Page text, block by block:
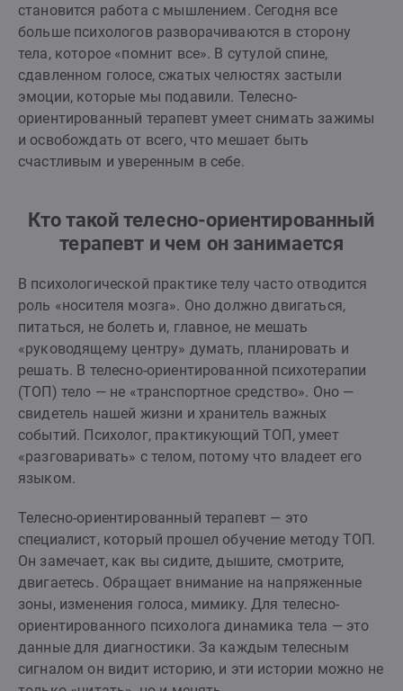
становится работа с мышлением. Сегодня все
больше психологов разворачиваются в сторону
тела, которое «помнит все». В сутулой спине,
сдавленном голосе, сжатых челюстях застыли
эмоции, которые мы подавили. Телесно-
ориентированный терапевт умеет снимать зажимы
и освобождать от всего, что мешает быть
счастливым и уверенным в себе.
Кто такой телесно-ориентированный
терапевт и чем он занимается
В психологической практике телу часто отводится
роль «носителя мозга». Оно должно двигаться,
питаться, не болеть и, главное, не мешать
«руководящему центру» думать, планировать и
решать. В телесно-ориентированной психотерапии
(ТОП) тело — не «транспортное средство». Оно —
свидетель нашей жизни и хранитель важных
событий. Психолог, практикующий ТОП, умеет
«разговаривать» с телом, потому что владеет его
языком.
Телесно-ориентированный терапевт — это
специалист, который прошел обучение методу ТОП.
Он замечает, как вы сидите, дышите, смотрите,
двигаетесь. Обращает внимание на напряженные
зоны, изменения голоса, мимику. Для телесно-
ориентированного психолога динамика тела — это
данные для диагностики. За каждым телесным
сигналом он видит историю, и эти истории можно не